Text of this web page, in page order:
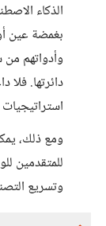
الذكاء
بغمضة عين
وأدواتهم
دائرتها.
ومع ذلك،
للمتقدمين
وتسريع